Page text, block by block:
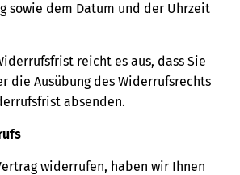
sowie dem Datum und der Uhrzeit
reicht es aus, dass Sie
die Ausübung des Widerrufsrechts
absenden.
widerrufen, haben wir Ihnen